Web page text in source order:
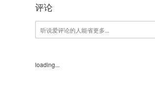
评论
loading...